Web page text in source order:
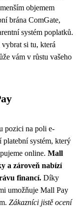
objemem
brána ComGate,
systém poplatků.
si tu, která
vám v růstu vašeho
pozici na poli e-
systém, který
online. Mall
a zároveň nabízí
financí. Díky
umožňuje Mall Pay
Zákazníci jistě ocení